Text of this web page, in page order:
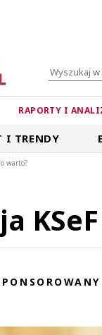
RAPORTY I
I TRENDY
warto?